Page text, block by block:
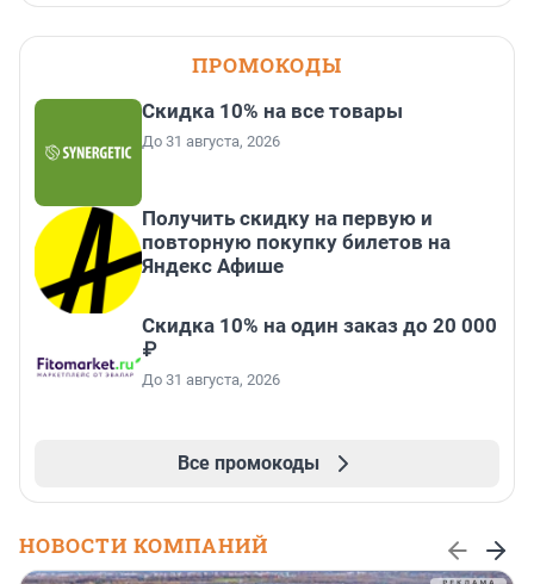
ПРОМОКОДЫ
Скидка 10% на все товары
До 31 августа, 2026
Получить скидку на первую и
повторную покупку билетов на
Яндекс Афише
Скидка 10% на один заказ до 20 000
₽
До 31 августа, 2026
Все промокоды
НОВОСТИ КОМПАНИЙ